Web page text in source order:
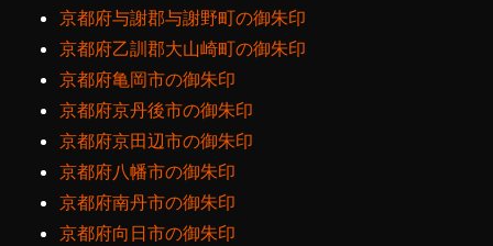
京都府与謝郡与謝野町の御朱印
京都府乙訓郡大山崎町の御朱印
京都府亀岡市の御朱印
京都府京丹後市の御朱印
京都府京田辺市の御朱印
京都府八幡市の御朱印
京都府南丹市の御朱印
京都府向日市の御朱印